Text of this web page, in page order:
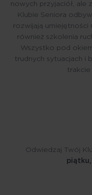
nowych przyjaciół, ale
Klubie Seniora
rozwijają umiejętności
również szkolenia
Wszystko pod
trudnych sytuacjach i
trakcie
Odwiedzaj Twój